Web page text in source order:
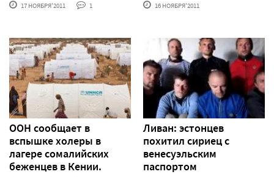
17 НОЯБРЯ'2011 1 16 НОЯБРЯ'2011
ООН сообщает в
вспышке холеры в
лагере сомалийских
беженцев в Кении.
Ливан: эстонцев
похитил сириец с
венесуэльским
паспортом